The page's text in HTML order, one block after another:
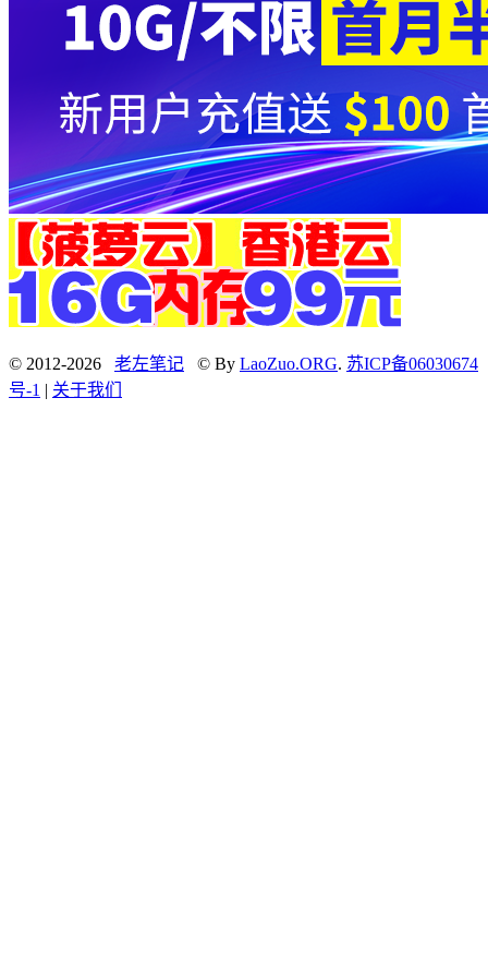
© 2012-2026 老左笔记 © By LaoZuo.ORG. 苏ICP备06030674
号-1 | 关于我们